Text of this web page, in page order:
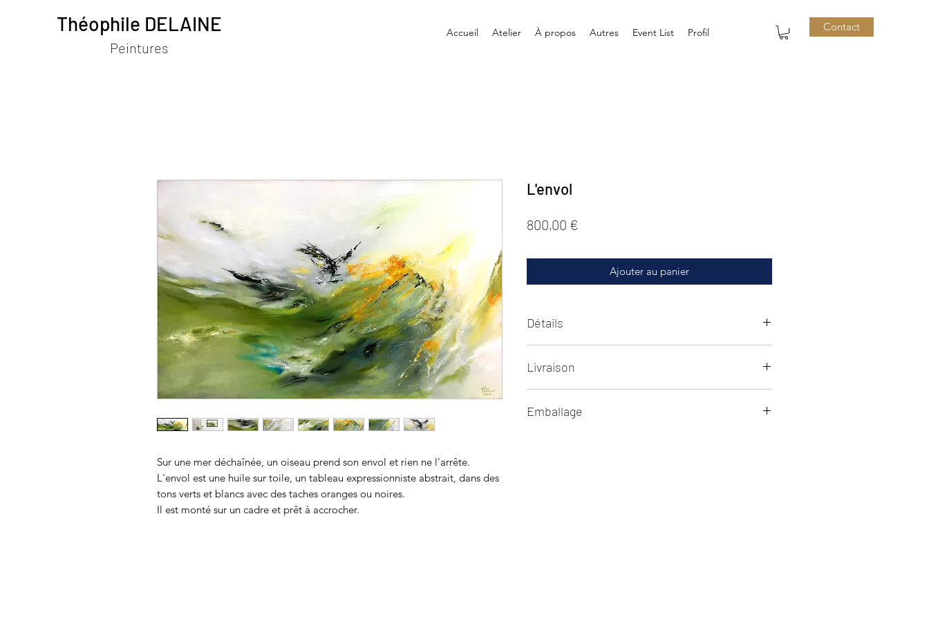
Théophile DELAINE
Peintures
Accueil Atelier À propos Autres Event List Profil Contact
Sur une mer déchaînée, un oiseau prend son envol et rien ne l'arrête.
L'envol est une huile sur toile, un tableau expressionniste abstrait, dans des
tons verts et blancs avec des taches oranges ou noires.
Il est monté sur un cadre et prêt à accrocher.
L'envol
800,00 €
Ajouter au panier
Détails
Huile sur toile
Livraison
Envoyé avec un certificat d'authenticité signé
Emballage